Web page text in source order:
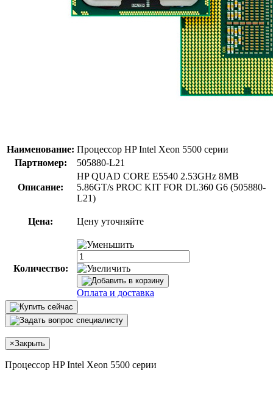
Наименование: Процессор HP Intel Xeon 5500 серии
Партномер:
505880-L21
Описание:
HP QUAD CORE E5540 2.53GHz 8MB
5.86GT/s PROC KIT FOR DL360 G6 (505880-
L21)
Цена: Цену уточняйте
Количество:
Оплата и доставка
×Закрыть
Процессор HP Intel Xeon 5500 серии